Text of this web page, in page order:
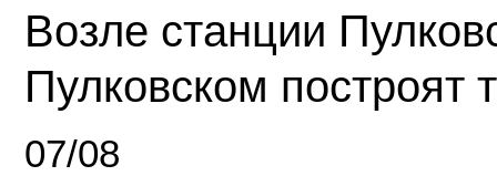
Возле станции
Пулковском построят
07/08